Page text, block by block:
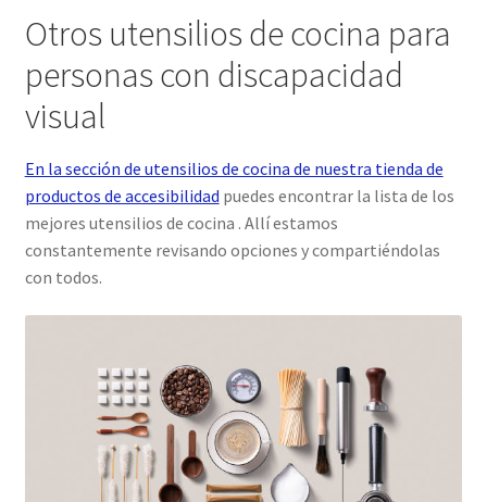
Otros utensilios de cocina para
personas con discapacidad
visual
En la sección de utensilios de cocina de nuestra tienda de
productos de accesibilidad puedes encontrar la lista de los
mejores utensilios de cocina . Allí estamos
constantemente revisando opciones y compartiéndolas
con todos.